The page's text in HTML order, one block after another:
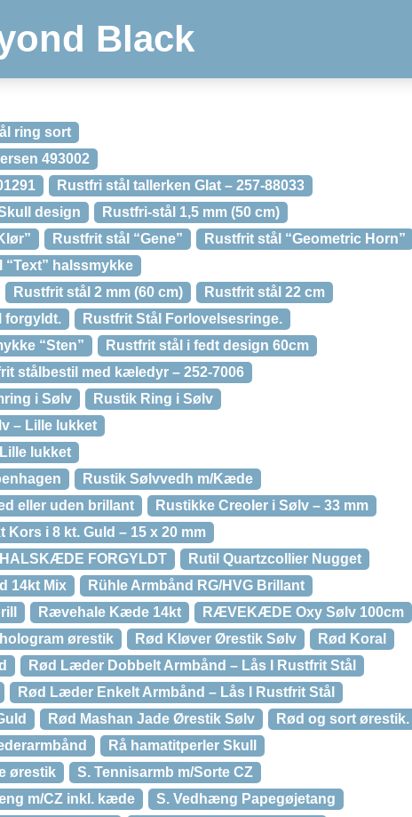
Black
ring sort
493002
Rustfri stål tallerken Glat – 257-88033
design
Rustfri-stål 1,5 mm (50 cm)
Rustfrit stål “Gene”
Rustfrit stål “Geometric Horn”
“Text” halssmykke
Rustfrit stål 2 mm (60 cm)
Rustfrit stål 22 cm
forgyldt.
Rustfrit Stål Forlovelsesringe.
“Sten”
Rustfrit stål i fedt design 60cm
stålbestil med kæledyr – 252-7006
i Sølv
Rustik Ring i Sølv
– Lille lukket
lukket
Rustik Sølvvedh m/Kæde
eller uden brillant
Rustikke Creoler i Sølv – 33 mm
Kors i 8 kt. Guld – 15 x 20 mm
FORGYLDT
Rutil Quartzcollier Nugget
14kt Mix
Rühle Armbånd RG/HVG Brillant
Rævehale Kæde 14kt
RÆVEKÆDE Oxy Sølv 100cm
ørestik Rød Kløver Ørestik Sølv
Rød Koral
Rød Læder Dobbelt Armbånd – Lås I Rustfrit Stål
Rød Læder Enkelt Armbånd – Lås I Rustfrit Stål
Rød Mashan Jade Ørestik Sølv
Rød og sort ørestik.
Rå hamatitperler Skull
ørestik
S. Tennisarmb m/Sorte CZ
m/CZ inkl. kæde
S. Vedhæng Papegøjetang